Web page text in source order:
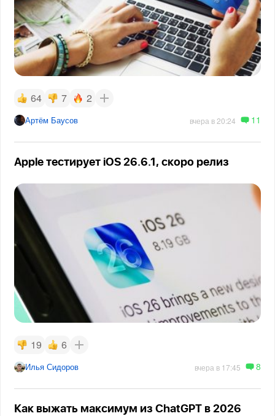
64 7 2
Артём Баусов вчера в 20:24 11
Apple тестирует iOS 26.6.1, скоро релиз
19 6
Илья Сидоров вчера в 17:45 8
Как выжать максимум из ChatGPT в 2026